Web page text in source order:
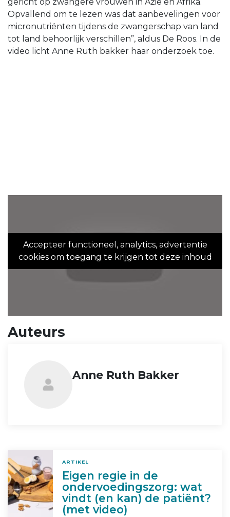
gericht op zwangere vrouwen in Azië en Afrika.
Opvallend om te lezen was dat aanbevelingen voor
micronutriënten tijdens de zwangerschap van land
tot land behoorlijk verschillen”, aldus De Roos. In de
video licht Anne Ruth bakker haar onderzoek toe.
Accepteer functioneel, analytics, advertentie
cookies om toegang te krijgen tot deze inhoud
Auteurs
Anne Ruth Bakker
ARTIKEL
Eigen regie in de
ondervoedingszorg: wat
vindt (en kan) de patiënt?
(met video)